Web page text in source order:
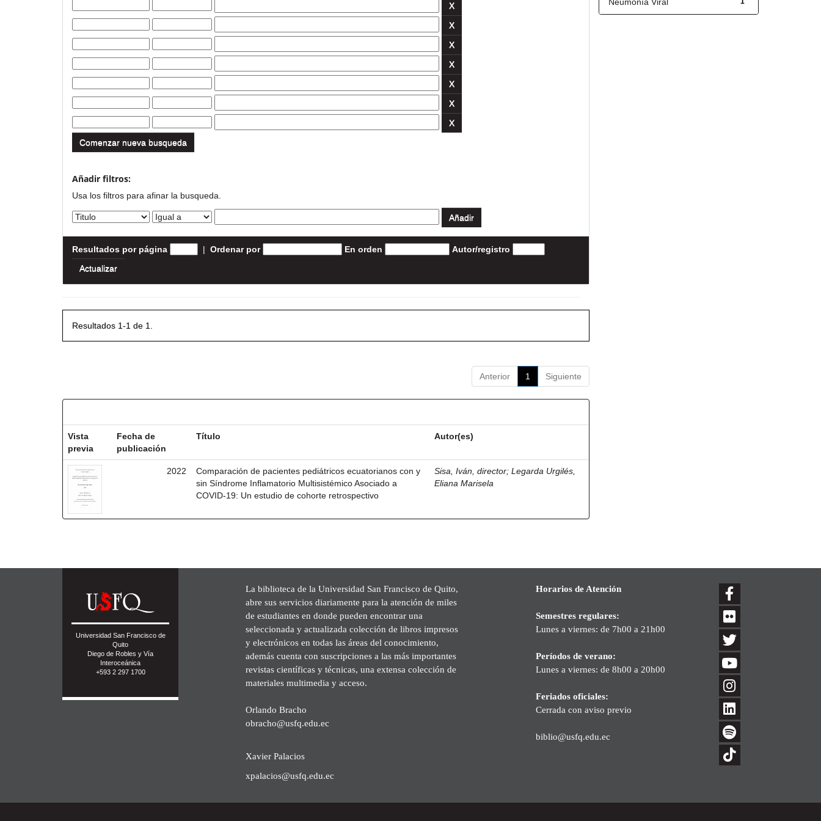
Comenzar nueva busqueda
Añadir filtros:
Usa los filtros para afinar la busqueda.
Resultados por página | Ordenar por En orden Autor/registro
Resultados 1-1 de 1.
Anterior 1 Siguiente
Vista
previa
Fecha de
publicación
Título Autor(es)
2022
Comparación de pacientes pediátricos ecuatorianos con y
sin Síndrome Inflamatorio Multisistémico Asociado a
COVID-19: Un estudio de cohorte retrospectivo
Sisa, Iván, director;Legarda Urgilés,
Eliana Marisela
Universidad San Francisco de
Quito
Diego de Robles y Vía
Interoceánica
+593 2 297 1700
La biblioteca de la Universidad San Francisco de Quito,
abre sus servicios diariamente para la atención de miles
de estudiantes en donde pueden encontrar una
seleccionada y actualizada colección de libros impresos
y electrónicos en todas las áreas del conocimiento,
además cuenta con suscripciones a las más importantes
revistas científicas y técnicas, una extensa colección de
materiales multimedia y acceso.
Orlando Bracho
obracho@usfq.edu.ec
Xavier Palacios
xpalacios@usfq.edu.ec
Horarios de Atención
Semestres regulares:
Lunes a viernes: de 7h00 a 21h00
Períodos de verano:
Lunes a viernes: de 8h00 a 20h00
Feriados oficiales:
Cerrada con aviso previo
biblio@usfq.edu.ec